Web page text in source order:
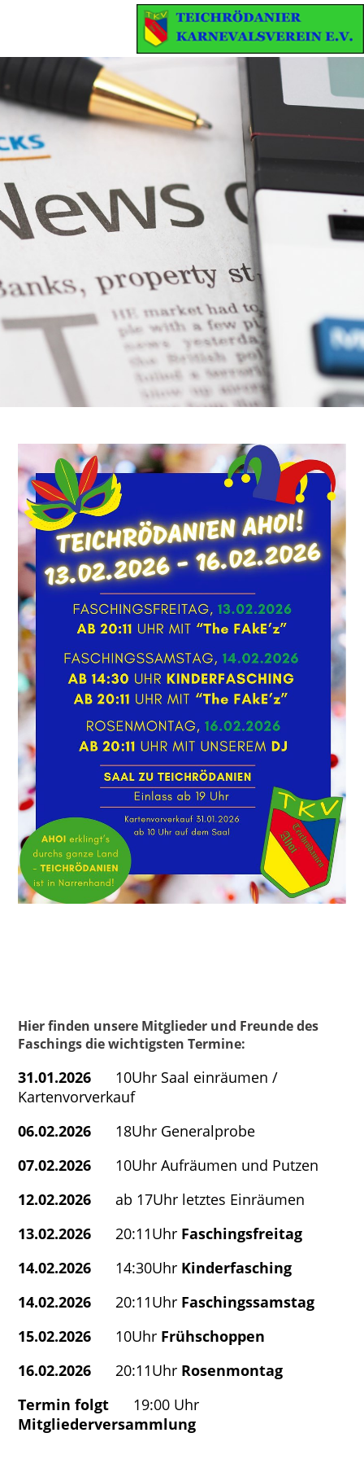
Hier finden unsere Mitglieder und Freunde des
Faschings die wichtigsten Termine:
31.01.2026 10Uhr Saal einräumen /
Kartenvorverkauf
06.02.2026 18Uhr Generalprobe
07.02.2026 10Uhr Aufräumen und Putzen
12.02.2026 ab 17Uhr letztes Einräumen
13.02.2026
20:11Uhr Faschingsfreitag
14.02.2026 14:30Uhr Kinderfasching
14.02.2026 20:11Uhr Faschingssamstag
15.02.2026 10Uhr Frühschoppen
16.02.2026 20:11Uhr Rosenmontag
Termin folgt 19:00 Uhr
Mitgliederversammlung